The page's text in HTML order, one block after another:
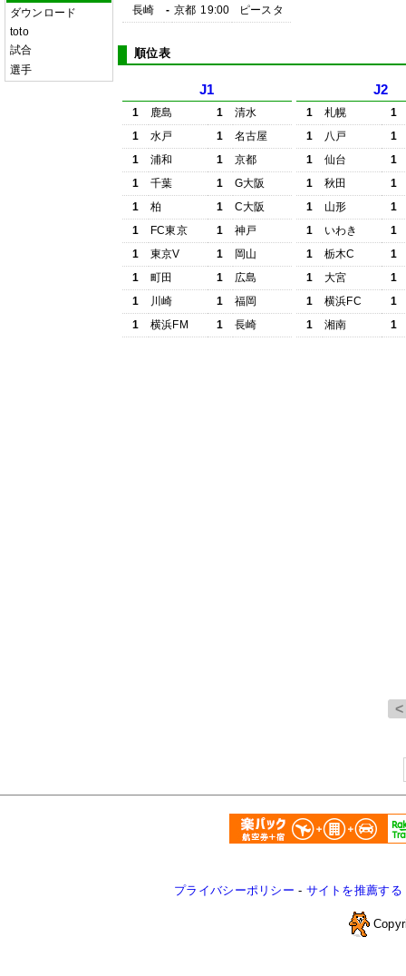
ダウンロード
toto
試合
選手
長崎
- 京都 19:00 ピースタ
順位表
J1
1 鹿島 1
清水
1
水戸 1
名古屋
1
浦和 1
京都
1
千葉 1
G大阪
1
柏 1
C大阪
1
FC東京 1
神戸
1
東京V 1
岡山
1
町田 1
広島
1
川崎 1
福岡
1
横浜FM 1 長崎
J2
1 札幌
1
1
八戸
1
1
仙台
1
1
秋田
1
1
山形
1
1
いわき
1
1
栃木C
1
1
大宮
1
1
横浜FC
1
1
湘南 1
プライバシーポリシー - サイトを推薦する